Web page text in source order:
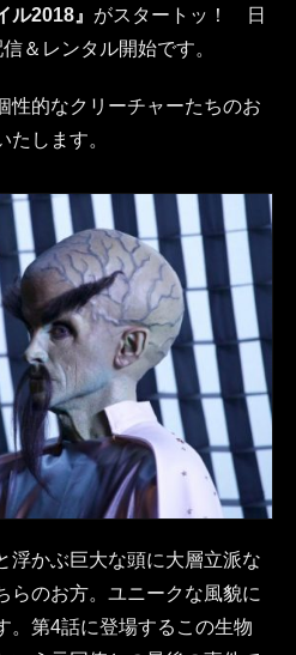
ル2018』 がスタートッ！ 日
＆レンタル開始です。
性的なクリーチャーたちのお
します。
浮かぶ巨大な頭に大層立派な
らのお方。ユニークな風貌に
。第4話に登場するこの生物